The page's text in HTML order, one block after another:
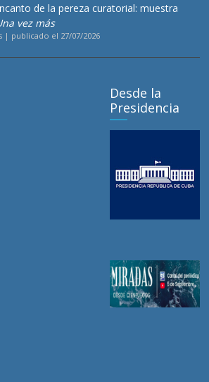
de la pereza curatorial: muestra
vez más
| publicado el 27/07/2026
Desde la
Presidencia